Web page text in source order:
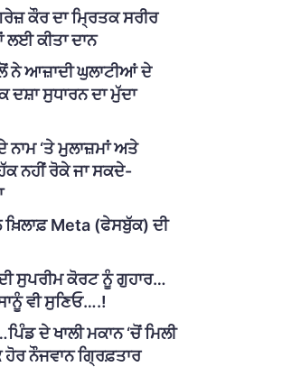
ਕੌਰ ਦਾ ਮ੍ਰਿਤਕ ਸਰੀਰ
ਲਈ ਕੀਤਾ ਦਾਨ
ਨੇ ਆਜ਼ਾਦੀ ਘੁਲਾਟੀਆਂ ਦੇ
ਦਸ਼ਾ ਸੁਧਾਰਨ ਦਾ ਮੁੱਦਾ
‘ਤੇ ਮੁਲਾਜ਼ਮਾਂ ਅਤੇ
ਨਹੀਂ ਰੋਕੇ ਜਾ ਸਕਦੇ-
ਖ਼ਿਲਾਫ਼ Meta (ਫੇਸਬੁੱਕ) ਦੀ
ਸੁਪਰੀਮ ਕੋਰਟ ਨੂੰ ਗੁਹਾਰ…
ਵੀ ਸੁਣਿਓ….!
ਦੇ ਖਾਲੀ ਮਕਾਨ ‘ਚੋਂ ਮਿਲੀ
ਨੌਜਵਾਨ ਗ੍ਰਿਫ਼ਤਾਰ